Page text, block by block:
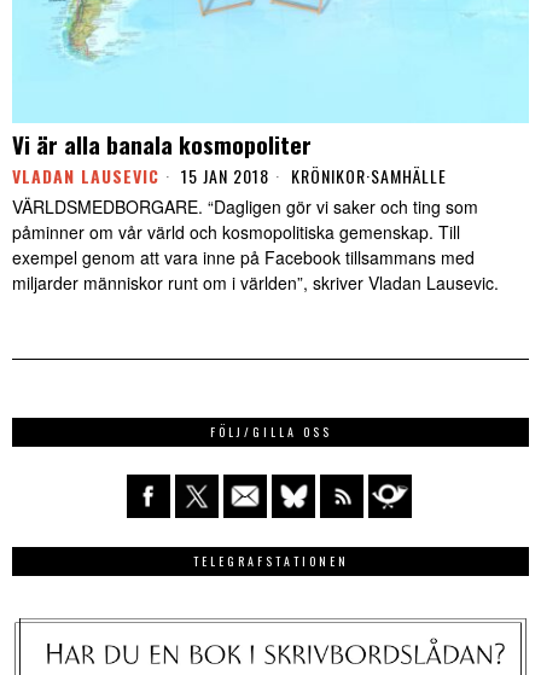
Vi är alla banala kosmopoliter
VLADAN LAUSEVIC 15 JAN 2018 KRÖNIKOR·SAMHÄLLE
VÄRLDSMEDBORGARE. “Dagligen gör vi saker och ting som
påminner om vår värld och kosmopolitiska gemenskap. Till
exempel genom att vara inne på Facebook tillsammans med
miljarder människor runt om i världen”, skriver Vladan Lausevic.
FÖLJ/GILLA OSS
TELEGRAFSTATIONEN